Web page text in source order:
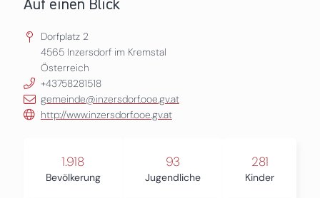
Auf einen Blick
Dorfplatz 2
4565 Inzersdorf im Kremstal
Österreich
+43758281518
gemeinde@inzersdorf.ooe.gv.at
http://www.inzersdorf.ooe.gv.at
1.918
Bevölkerung
93
Jugendliche
281
Kinder